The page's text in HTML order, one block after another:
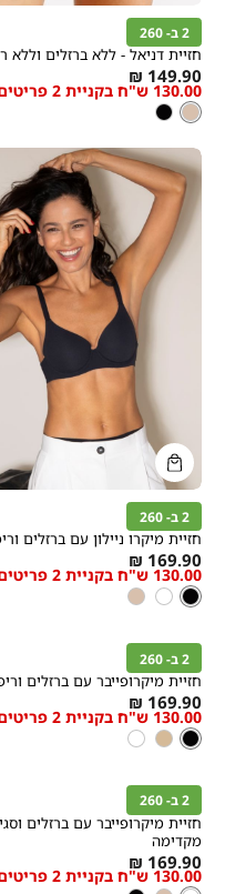
מהירהColor
ניוד
הוספה
לסל
2 ב- 260
חזיית דניאל - ללא ברזלים וללא
As
low
as
149.90 ₪
130.00 ש"ח בקניית 2 פריטים
צבע
ניוד
ניוד שחור
קנייה
מהירהColor
שחור
הוספה
לסל
2 ב- 260
חזיית מיקרו ניילון עם ברזלים
As
low
as
169.90 ₪
130.00 ש"ח בקניית 2 פריטים
צבע
שחור
שחורלבן ניוד
קנייה
Color
שחור
מידה
הוספה
לסל
2 ב- 260
חזיית מיקרופייבר עם ברזלים
As
low
as
169.90 ₪
130.00 ש"ח בקניית 2 פריטים
צבע
שחור
שחורניוד לבן
קנייה
Color
לבן
הוספה
לסל
2 ב- 260
חזיית מיקרופייבר עם ברזלים
מקדימה
As
low
169.90 ₪
130.00 ש"ח בקניית 2 פריטים